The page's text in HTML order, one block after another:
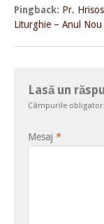
Pingback: Pr.
Liturghie – Anul Nou
Lasă un
Câmpurile
Mesaj *